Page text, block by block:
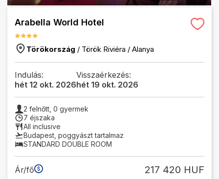
Arabella World Hotel
Törökország / Török Riviéra / Alanya
Indulás:
hét 12 okt. 2026
Visszaérkezés:
hét 19 okt. 2026
2 felnőtt, 0 gyermek
7 éjszaka
All inclusive
Budapest poggyászt tartalmaz
STANDARD DOUBLE ROOM
Ár/fő 217 420 HUF